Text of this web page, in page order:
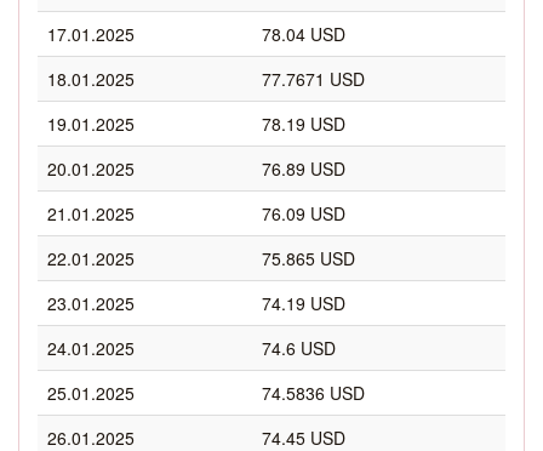
17.01.2025
78.04 USD
18.01.2025
77.7671 USD
19.01.2025
78.19 USD
20.01.2025
76.89 USD
21.01.2025
76.09 USD
22.01.2025
75.865 USD
23.01.2025
74.19 USD
24.01.2025
74.6 USD
25.01.2025
74.5836 USD
26.01.2025
74.45 USD